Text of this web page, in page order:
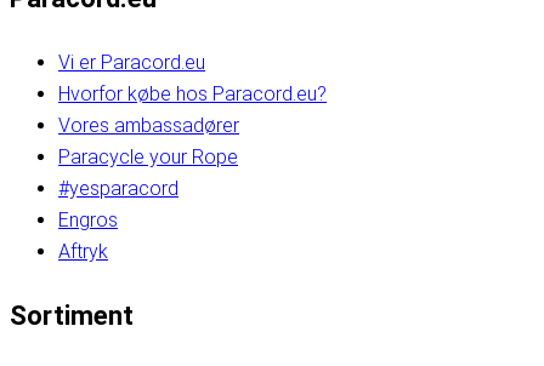
Vi er Paracord.eu
Hvorfor købe hos Paracord.eu?
Vores ambassadører
Paracycle your Rope
#yesparacord
Engros
Aftryk
Sortiment